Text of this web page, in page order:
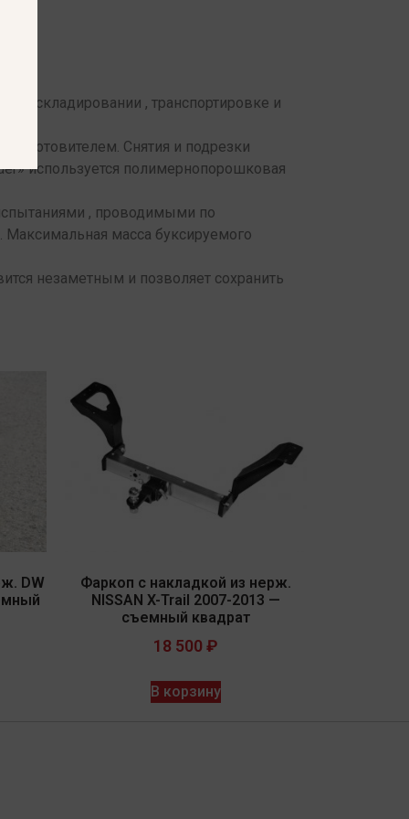
складировании , транспортировке и
изготовителем. Снятия и подрезки
используется полимернопорошковая
, проводимыми по
масса буксируемого
незаметным и позволяет сохранить
DW
Фаркоп с накладкой из нерж.
NISSAN X-Trail 2007-2013 —
съемный квадрат
18 500 ₽
В корзину